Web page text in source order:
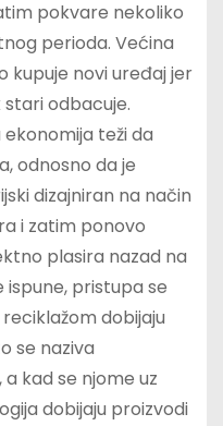
pokvare nekoliko
perioda. Većina
kupuje novi uređaj jer
odbacuje.
teži da
odnosno da je
dizajniran na način
i zatim ponovo
plasira nazad na
ispune, pristupa se
dobijaju
se naziva
kad se njome uz
dobijaju proizvodi